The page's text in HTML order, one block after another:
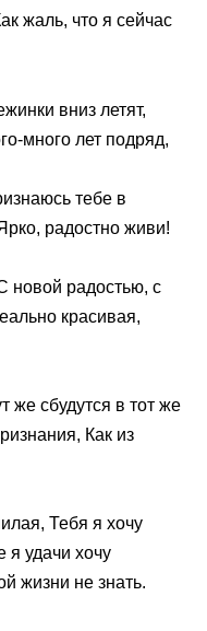
жаль, что я сейчас
вниз летят,
много лет подряд,
тебе в
радостно живи!
радостью, с
красивая,
же сбудутся в тот же
Как из
Тебя я хочу
я удачи хочу
жизни не знать.